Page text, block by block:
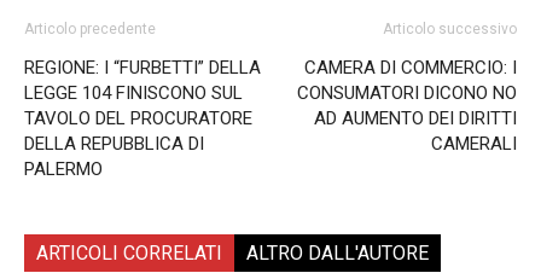
Articolo precedente
REGIONE: I “FURBETTI” DELLA
LEGGE 104 FINISCONO SUL
TAVOLO DEL PROCURATORE
DELLA REPUBBLICA DI
PALERMO
Articolo successivo
CAMERA DI COMMERCIO: I
CONSUMATORI DICONO NO
AD AUMENTO DEI DIRITTI
CAMERALI
ARTICOLI CORRELATI ALTRO DALL'AUTORE